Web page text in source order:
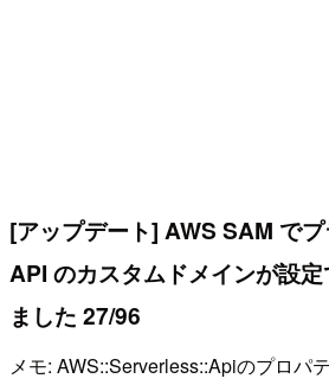
[アップデート] AWS SAM で
API のカスタムドメインが設
ました 27/96
メモ: AWS::Serverless::Apiのプロパ